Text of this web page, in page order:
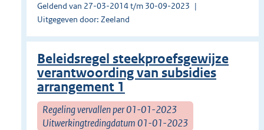
Geldend van 27-03-2014 t/m 30-09-2023
Uitgegeven door: Zeeland
Beleidsregel steekproefsgewijze
verantwoording van subsidies
arrangement 1
Regeling vervallen per 01-01-2023
Uitwerkingtredingdatum 01-01-2023